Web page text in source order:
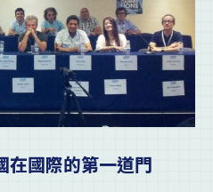
在國際的第一道門